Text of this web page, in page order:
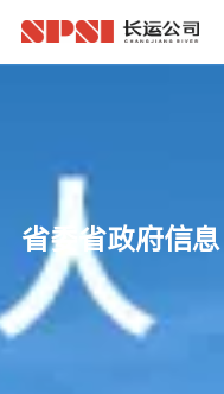
省委省政府信息